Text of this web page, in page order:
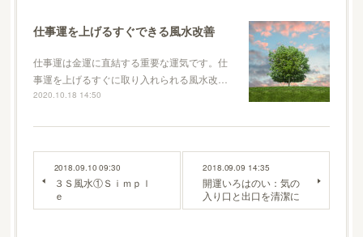
仕事運を上げるすぐできる風水改善
仕事運は金運に直結する重要な運気です。仕
事運を上げるすぐに取り入れられる風水改…
2020.10.18 14:50
2018.09.10 09:30
３Ｓ風水①Ｓｉｍｐｌ
ｅ
2018.09.09 14:35
開運いろはのい：気の
入り口と出口を清潔に